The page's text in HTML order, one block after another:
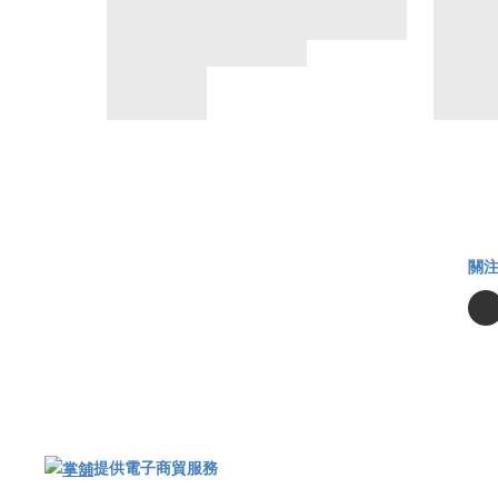
關
提供電子商貿服務